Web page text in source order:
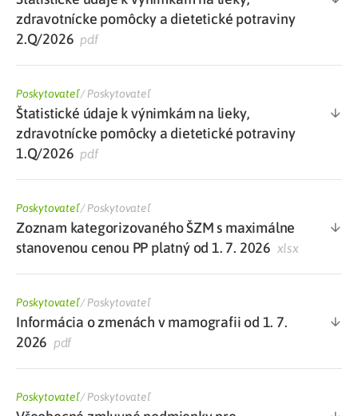
zdravotnícke pomôcky a dietetické potraviny
2.Q/2026 pdf
Poskytovateľ/Poskytovateľ
Štatistické údaje k výnimkám na lieky,
zdravotnícke pomôcky a dietetické potraviny
1.Q/2026 pdf
Poskytovateľ/Poskytovateľ
Zoznam kategorizovaného ŠZM s maximálne
stanovenou cenou PP platný od 1. 7. 2026 xlsx
Poskytovateľ/Poskytovateľ
Informácia o zmenách v mamografii od 1. 7.
2026 pdf
Poskytovateľ/Poskytovateľ